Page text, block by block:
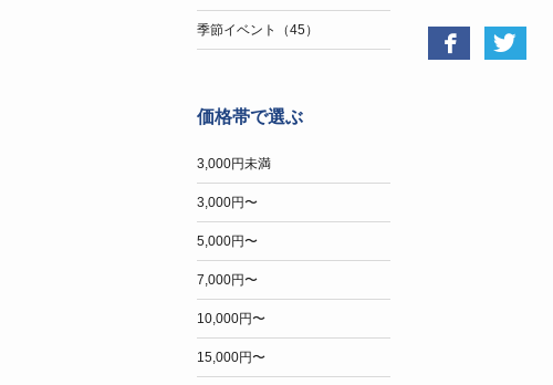
季節イベント（45）
価格帯で選ぶ
3,000円未満
3,000円〜
5,000円〜
7,000円〜
10,000円〜
15,000円〜